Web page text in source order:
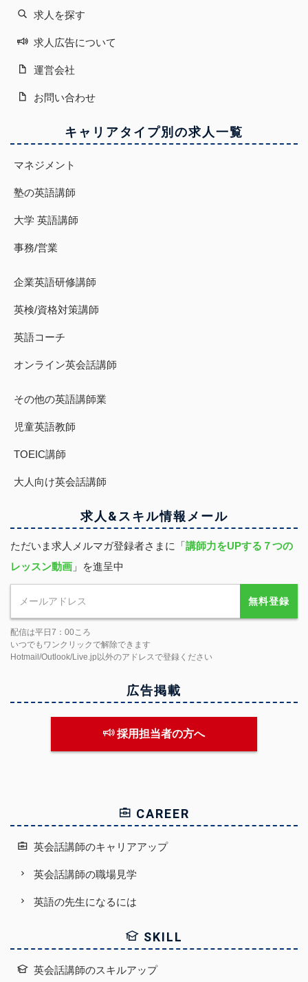
求人を探す
求人広告について
運営会社
お問い合わせ
キャリアタイプ別の求人一覧
マネジメント
塾の英語講師
大学 英語講師
事務/営業
企業英語研修講師
英検/資格対策講師
英語コーチ
オンライン英会話講師
その他の英語講師業
児童英語教師
TOEIC講師
大人向け英会話講師
求人&スキル情報 メール
ただいま求人メルマガ登録者さまに「講師力をUPする７つの
レッスン動画 」を進呈中
無料登録
配信は平日7：00ころ
いつでもワンクリックで解除できます
Hotmail/Outlook/Live.jp以外のアドレスで登録ください
広告掲載
採用担当者の方へ
CAREER
英会話講師のキャリアアップ
英会話講師の職場見学
英語の先生になるには
SKILL
英会話講師のスキルアップ